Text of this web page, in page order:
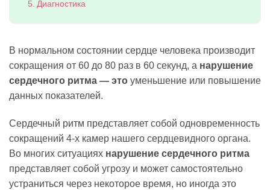
Диагностика
В нормальном состоянии сердце человека производит
сокращения от 60 до 80 раз в 60 секунд, а нарушение
сердечного ритма — это уменьшение или повышение
данных показателей.
Сердечный ритм представляет собой одновременность
сокращений 4-х камер нашего сердцевидного органа.
Во многих ситуациях нарушение сердечного ритма
представляет собой угрозу и может самостоятельно
устраниться через некоторое время, но иногда это